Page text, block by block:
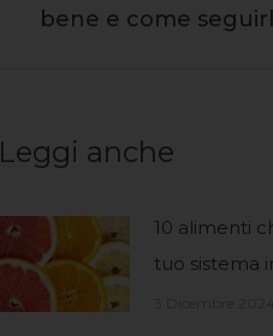
post:
bene e come
Leggi anche
10 alimenti
tuo sistema